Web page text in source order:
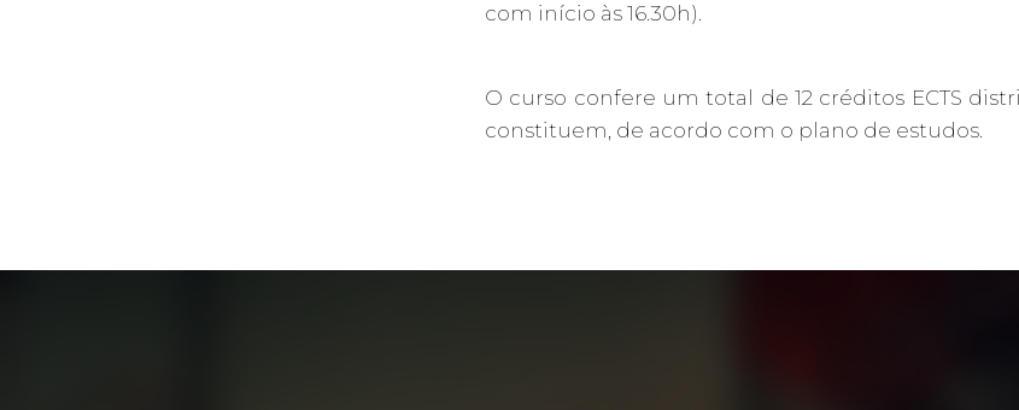
com início às 16.30h).
O curso confere um total de 12 créditos ECTS
constituem, de acordo com o plano de estudos.